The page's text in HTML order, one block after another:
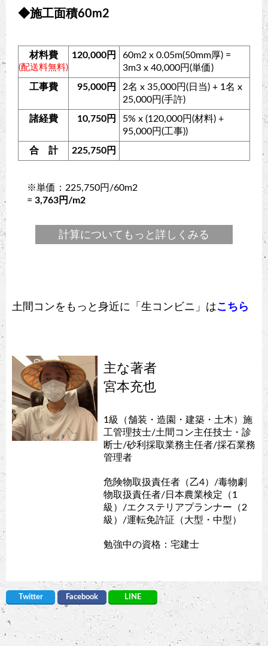
◆施工面積60m2
材料費
(配送料無料)
120,000円
60m2 x 0.05m(50mm厚) =
3m3 x 40,000円(単価)
工事費
95,000円
2名 x 35,000円(日当) + 1名 x
25,000円(手許)
諸経費
10,750円
5% x (120,000円(材料) +
95,000円(工事))
合 計
225,750円
※単価：225,750円/60m2
= 3,763円/m2
計算についてもっと詳しくみる
土間コンをもっと身近に「生コンビニ」はこちら
主な著者
宮本充也
1級（舗装・造園・建築・土木）施
工管理技士/土間コン主任技士・診
断士/砂利採取業務主任者/採石業務
管理者
危険物取扱責任者（乙4）/毒物劇
物取扱責任者/日本農業検定（1
級）/エクステリアプランナー（2
級）/運転免許証（大型・中型）
勉強中の資格：宅建士
Twitter Facebook LINE